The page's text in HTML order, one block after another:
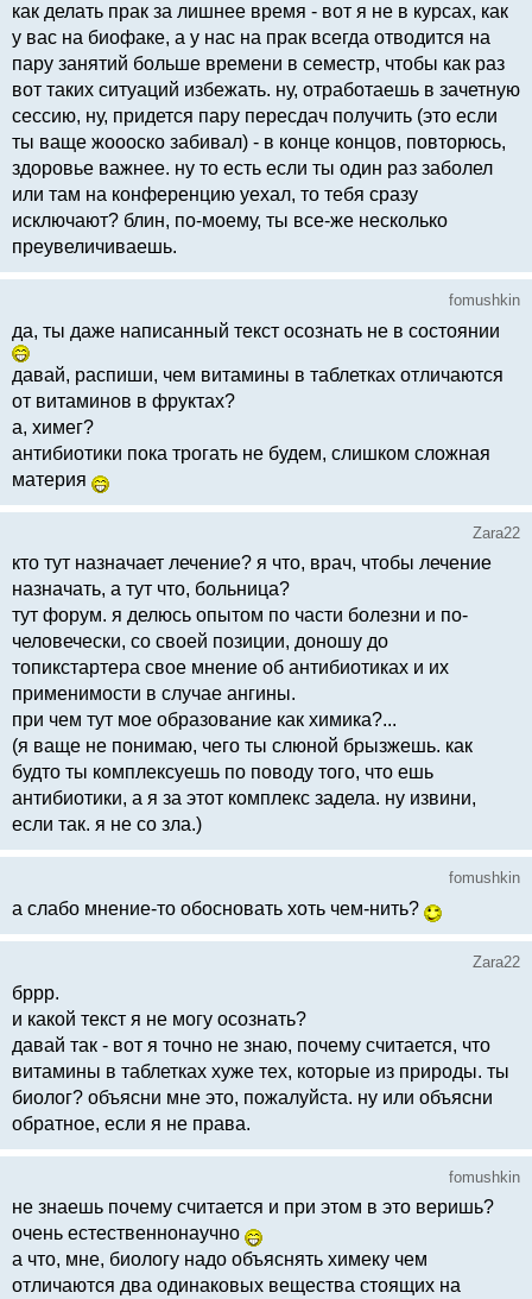
как делать прак за лишнее время - вот я не в курсах, как
у вас на биофаке, а у нас на прак всегда отводится на
пару занятий больше времени в семестр, чтобы как раз
вот таких ситуаций избежать. ну, отработаешь в зачетную
сессию, ну, придется пару пересдач получить (это если
ты ваще жоооско забивал) - в конце концов, повторюсь,
здоровье важнее. ну то есть если ты один раз заболел
или там на конференцию уехал, то тебя сразу
исключают? блин, по-моему, ты все-же несколько
преувеличиваешь.
fomushkin
да, ты даже написанный текст осознать не в состоянии
давай, распиши, чем витамины в таблетках отличаются
от витаминов в фруктах?
а, химег?
антибиотики пока трогать не будем, слишком сложная
материя
Zara22
кто тут назначает лечение? я что, врач, чтобы лечение
назначать, а тут что, больница?
тут форум. я делюсь опытом по части болезни и по-
человечески, со своей позиции, доношу до
топикстартера свое мнение об антибиотиках и их
применимости в случае ангины.
при чем тут мое образование как химика?...
(я ваще не понимаю, чего ты слюной брызжешь. как
будто ты комплексуешь по поводу того, что ешь
антибиотики, а я за этот комплекс задела. ну извини,
если так. я не со зла.)
fomushkin
а слабо мнение-то обосновать хоть чем-нить?
Zara22
бррр.
и какой текст я не могу осознать?
давай так - вот я точно не знаю, почему считается, что
витамины в таблетках хуже тех, которые из природы. ты
биолог? объясни мне это, пожалуйста. ну или объясни
обратное, если я не права.
fomushkin
не знаешь почему считается и при этом в это веришь?
очень естественнонаучно
а что, мне, биологу надо объяснять химеку чем
отличаются два одинаковых вещества стоящих на